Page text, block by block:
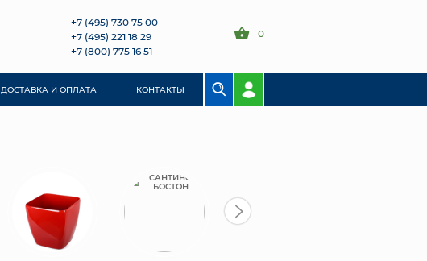
+7 (495) 730 75 00
+7 (495) 221 18 29
+7 (800) 775 16 51
0
ДОСТАВКА И ОПЛАТА КОНТАКТЫ